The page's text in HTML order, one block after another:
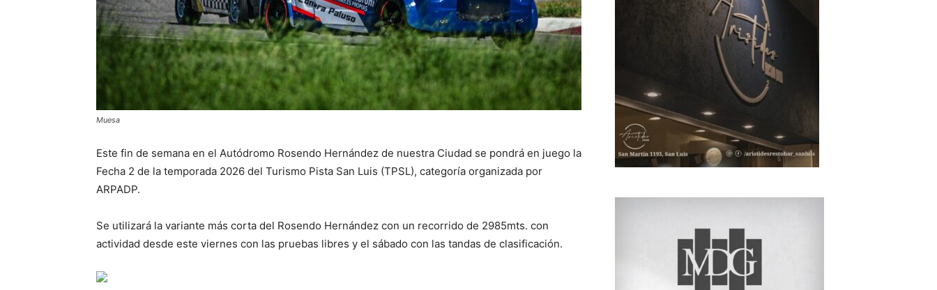
Muesa
Este fin de semana en el Autódromo Rosendo Hernández de nuestra Ciudad se pondrá en juego la
Fecha 2 de la temporada 2026 del Turismo Pista San Luis (TPSL), categoría organizada por
ARPADP.
Se utilizará la variante más corta del Rosendo Hernández con un recorrido de 2985mts. con
actividad desde este viernes con las pruebas libres y el sábado con las tandas de clasificación.